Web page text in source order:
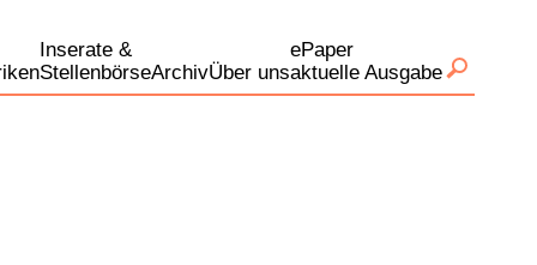
Inserate &
StellenbörseArchivÜber uns
ePaper
aktuelle Ausgabe